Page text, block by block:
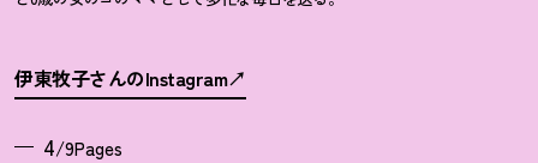
伊東牧子さんのInstagram
4/9Pages